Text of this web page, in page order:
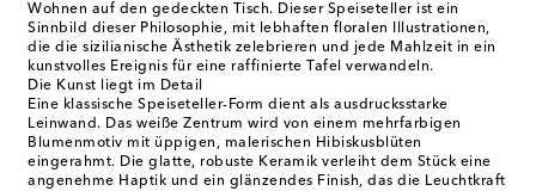
Wohnen auf den gedeckten Tisch. Dieser Speiseteller ist ein
Sinnbild dieser Philosophie, mit lebhaften floralen Illustrationen,
die die sizilianische Ästhetik zelebrieren und jede Mahlzeit in ein
kunstvolles Ereignis für eine raffinierte Tafel verwandeln.
Die Kunst liegt im Detail
Eine klassische Speiseteller-Form dient als ausdrucksstarke
Leinwand. Das weiße Zentrum wird von einem mehrfarbigen
Blumenmotiv mit üppigen, malerischen Hibiskusblüten
eingerahmt. Die glatte, robuste Keramik verleiht dem Stück eine
angenehme Haptik und ein glänzendes Finish, das die Leuchtkraft